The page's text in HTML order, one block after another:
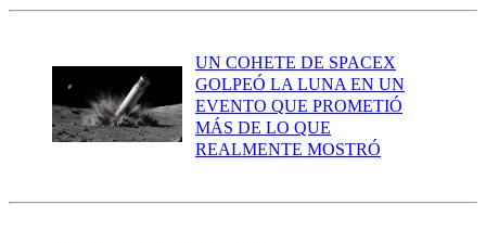
UN COHETE DE SPACEX
GOLPEÓ LA LUNA EN UN
EVENTO QUE PROMETIÓ
MÁS DE LO QUE
REALMENTE MOSTRÓ